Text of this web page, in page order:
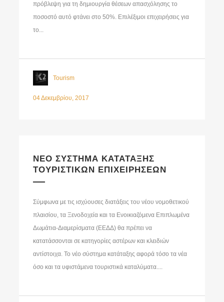
πρόβλεψη για τη δημιουργία θέσεων απασχόλησης το
ποσοστό αυτό φτάνει στο 50%. Επιλέξιμοι επιχειρήσεις για
το...
Tourism
04 Δεκεμβρίου, 2017
ΝΕΟ ΣΥΣΤΗΜΑ ΚΑΤΑΤΑΞΗΣ
ΤΟΥΡΙΣΤΙΚΩΝ ΕΠΙΧΕΙΡΗΣΕΩΝ
Σύμφωνα με τις ισχύουσες διατάξεις του νέου νομοθετικού
πλαισίου, τα Ξενοδοχεία και τα Ενοικιαζόμενα Επιπλωμένα
Δωμάτια-Διαμερίσματα (ΕΕΔΔ) θα πρέπει να
κατατάσσονται σε κατηγορίες αστέρων και κλειδιών
αντίστοιχα. Το νέο σύστημα κατάταξης αφορά τόσο τα νέα
όσο και τα υφιστάμενα τουριστικά καταλύματα....